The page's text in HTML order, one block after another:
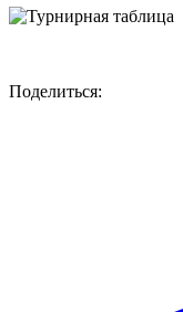
Поделиться: